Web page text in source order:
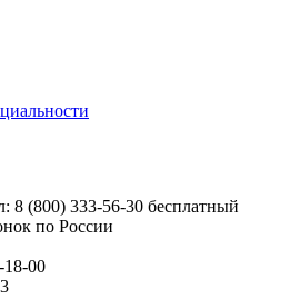
8 (800) 333-56-30 бесплатный
по России
18-00